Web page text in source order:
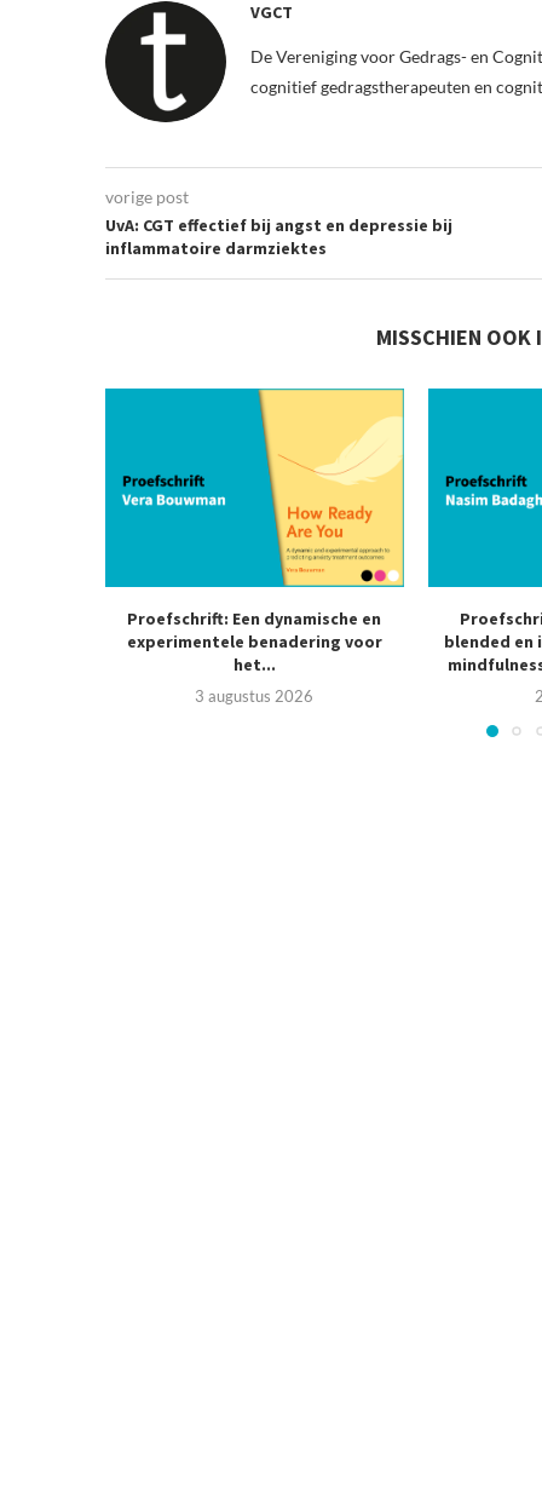
VGCT
De Vereniging voor Gedrags- en
cognitief gedragstherapeuten en
vorige post
UvA: CGT effectief bij angst en depressie bij
inflammatoire darmziektes
MISSCHIEN OOK
Proefschrift: Een dynamische en
experimentele benadering voor
het...
3 augustus 2026
blended en